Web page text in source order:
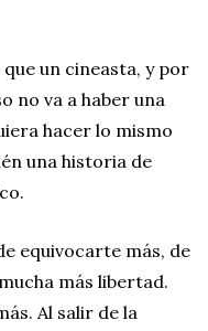
un cineasta, y por
no va a haber una
hacer lo mismo
una historia de
equivocarte más, de
más libertad.
Al salir de la